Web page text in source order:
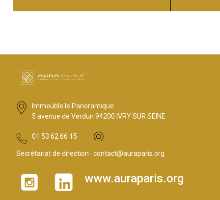
Immeuble le Panoramique
5 avenue de Verdun 94200 IVRY SUR SEINE
01 53 62 66 15
Secrétariat de direction : contact@auraparis.org
www.auraparis.org